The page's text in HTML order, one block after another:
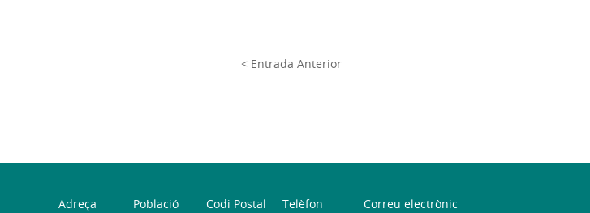
< Entrada Anterior
Adreça
Població
Codi Postal
Telèfon
Correu electrònic